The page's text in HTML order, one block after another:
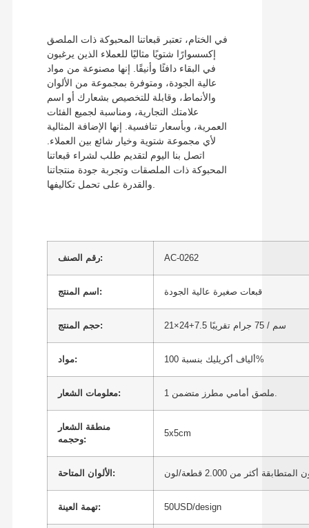
في الختام، تعتبر قبعاتنا المحبوكة ذات الملصق
إكسسوارًا شتويًا مثاليًا للعملاء الذين يرغبون
في البقاء دافئًا وأنيقًا. إنها مصنوعة من مواد
عالية الجودة، ومتوفرة بمجموعة من الألوان
والأنماط، وقابلة للتخصيص بشعارك أو اسم
علامتك التجارية، ومناسبة لجميع الفئات
العمرية، وبأسعار تنافسية. إنها الإضافة المثالية
لأي مجموعة شتوية وخيار شائع بين العملاء.
اتصل بنا اليوم لتقديم طلب لشراء قبعاتنا
المحبوكة ذات الملصقات وتجربة جودة منتجاتنا
والقدرة على تحمل تكاليفها.
رقم الصنف: AC-0262
اسم المنتج: قبعات صغيرة عالية الجودة
حجم المنتج: 21×24+7.5 سم / 75 جرام تقريبًا
مواد: ألياف أكريليك بنسبة 100%
معلومات الشعار: 1 ملصق أمامي مطرز متضمن.
منطقة الشعار
وحجمه:
5x5cm
الألوان المتاحة: أكثر من 2.000 قطعة/لون
تهمة العينة: 50USD/design